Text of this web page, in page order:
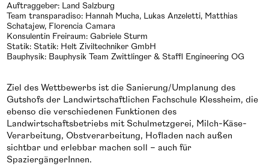
Auftraggeber: Land Salzburg
Team transparadiso: Hannah Mucha, Lukas Anzeletti, Matthias
Schatajew, Florencia Camara
Konsulentin Freiraum: Gabriele Sturm
Statik: Statik: Helt Ziviltechniker GmbH
Bauphysik: Bauphysik Team Zwittlinger & Staffl Engineering OG
Ziel des Wettbewerbs ist die Sanierung/Umplanung des
Gutshofs der Landwirtschaftlichen Fachschule Klessheim, die
ebenso die verschiedenen Funktionen des
Landwirtschaftsbetriebs mit Schulmetzgerei, Milch-Käse-
Verarbeitung, Obstverarbeitung, Hofladen nach außen
sichtbar und erlebbar machen soll – auch für
SpaziergängerInnen.